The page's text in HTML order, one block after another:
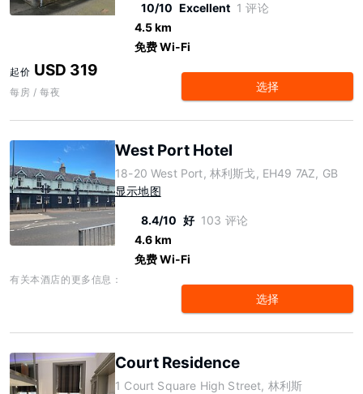
10/10 Excellent 1 评论
4.5 km
免费 Wi-Fi
起价 USD 319
每房 / 每夜 选择
West Port Hotel
18-20 West Port, 林利斯戈, EH49 7AZ, GB
显示地图
8.4/10 好 103 评论
4.6 km
免费 Wi-Fi
有关本酒店的更多信息：
选择
Court Residence
1 Court Square High Street, 林利斯